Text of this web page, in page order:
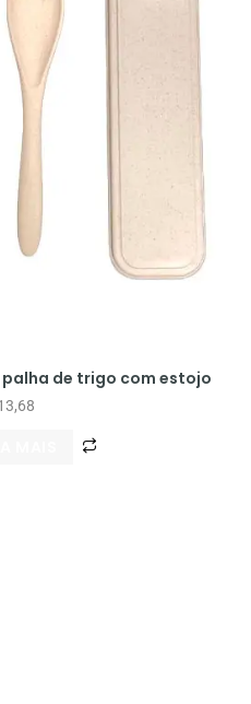
de trigo com estojo